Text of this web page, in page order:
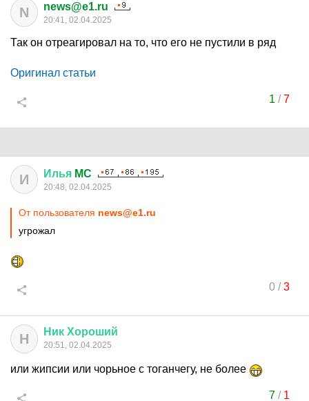
N news@e1.ru
20:41, 02.04.2025
Так он отреагировал на то, что его не пустили в ряд
Оригинал статьи
1 /7
И Илья MC
20:48, 02.04.2025
От пользователя news@e1.ru
угрожал
0/3
Н Ник Хороший
20:51, 02.04.2025
или жипсии или чорьное с тоганчегу, не более
7/ 1